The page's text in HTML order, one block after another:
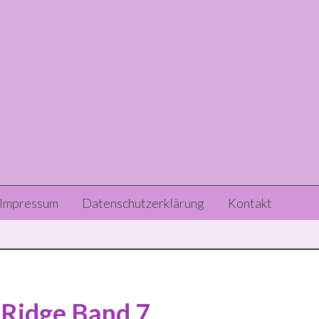
Header
Right
Impressum Datenschutzerklärung Kontakt
Band 7